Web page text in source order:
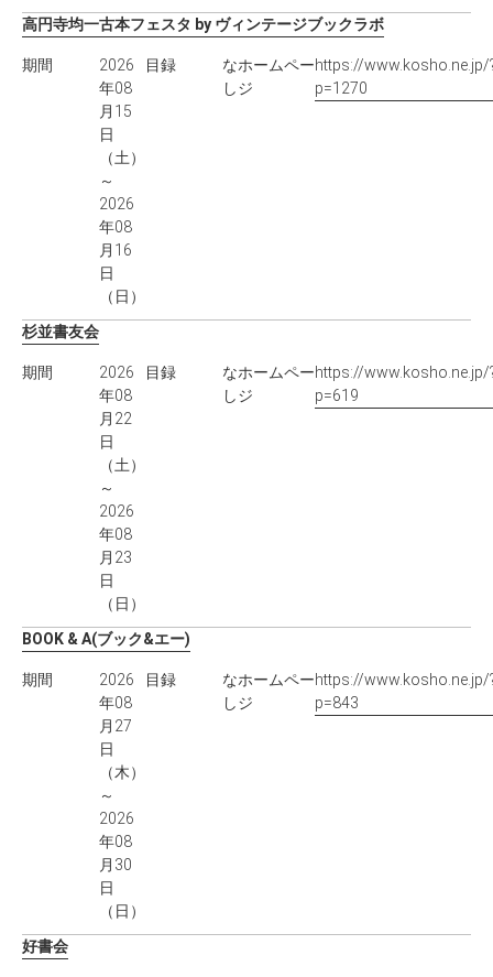
高円寺均一古本フェスタ by ヴィンテージブックラボ
期間
2026
年08
月15
日
（土）
～
2026
年08
月16
日
（日）
目録
な
し
ホームペー
ジ
https://www.kosho.ne.jp/
p=1270
杉並書友会
期間
2026
年08
月22
日
（土）
～
2026
年08
月23
日
（日）
目録
な
し
ホームペー
ジ
https://www.kosho.ne.jp/
p=619
BOOK & A(ブック&エー)
期間
2026
年08
月27
日
（木）
～
2026
年08
月30
日
（日）
目録
な
し
ホームペー
ジ
https://www.kosho.ne.jp/
p=843
好書会